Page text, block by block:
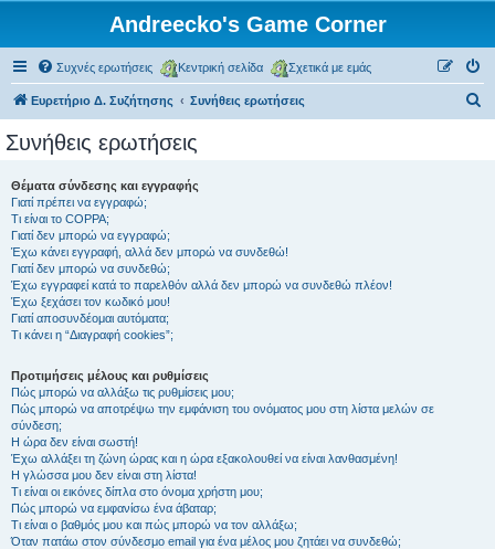
Andreecko's Game Corner
Συχνές ερωτήσεις Κεντρική σελίδα Σχετικά με εμάς
Ευρετήριο Δ. Συζήτησης Συνήθεις ερωτήσεις
Συνήθεις ερωτήσεις
Θέματα σύνδεσης και εγγραφής
Γιατί πρέπει να εγγραφώ;
Τι είναι το COPPA;
Γιατί δεν μπορώ να εγγραφώ;
Έχω κάνει εγγραφή, αλλά δεν μπορώ να συνδεθώ!
Γιατί δεν μπορώ να συνδεθώ;
Έχω εγγραφεί κατά το παρελθόν αλλά δεν μπορώ να συνδεθώ πλέον!
Έχω ξεχάσει τον κωδικό μου!
Γιατί αποσυνδέομαι αυτόματα;
Τι κάνει η “Διαγραφή cookies”;
Προτιμήσεις μέλους και ρυθμίσεις
Πώς μπορώ να αλλάξω τις ρυθμίσεις μου;
Πώς μπορώ να αποτρέψω την εμφάνιση του ονόματος μου στη λίστα μελών σε
σύνδεση;
Η ώρα δεν είναι σωστή!
Έχω αλλάξει τη ζώνη ώρας και η ώρα εξακολουθεί να είναι λανθασμένη!
Η γλώσσα μου δεν είναι στη λίστα!
Τι είναι οι εικόνες δίπλα στο όνομα χρήστη μου;
Πώς μπορώ να εμφανίσω ένα άβαταρ;
Τι είναι ο βαθμός μου και πώς μπορώ να τον αλλάξω;
Όταν πατάω στον σύνδεσμο email για ένα μέλος μου ζητάει να συνδεθώ;